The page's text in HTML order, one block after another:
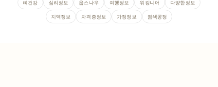
뼈건강 심리정보 웁스나우 여행정보 워킹니어 다양한정보
지역정보 자격증정보 가정정보 염색공정